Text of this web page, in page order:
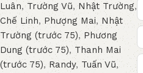
Luân,Trường Vũ,Nhật Trường,
Chế Linh, Phượng Mai,Nhật
Trường (trước 75),Phương
Dung (trước 75), Thanh Mai
(trước 75), Randy, Tuấn Vũ,